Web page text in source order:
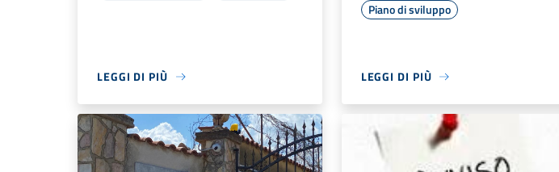
LEGGI DI PIÙ
Piano di sviluppo
LEGGI DI PIÙ